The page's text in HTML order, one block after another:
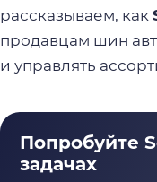
рассказываем, как
продавцам шин
и управлять